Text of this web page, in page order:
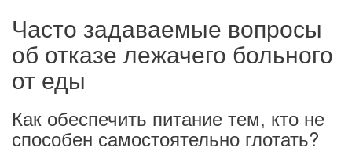
Часто задаваемые вопросы
об отказе лежачего больного
от еды
Как обеспечить питание тем, кто не
способен самостоятельно глотать?